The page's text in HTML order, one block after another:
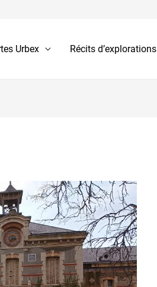
Urbex Récits d’explorations